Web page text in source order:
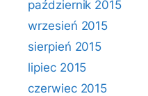
październik 2015
wrzesień 2015
sierpień 2015
lipiec 2015
czerwiec 2015